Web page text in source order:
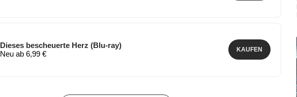
Dieses bescheuerte Herz (Blu-ray)
Neu ab 6,99 €
KAUFEN